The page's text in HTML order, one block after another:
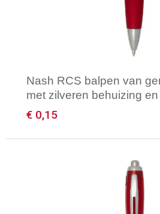
Nash RCS balpen van
met zilveren behuizing
(zwarte inkt)
€ 0,15
Minimale afname: 1